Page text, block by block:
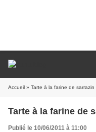
Accueil » Tarte à la farine de sarrazin
Tarte à la farine de
Publié le 10/06/2011 à 11:00